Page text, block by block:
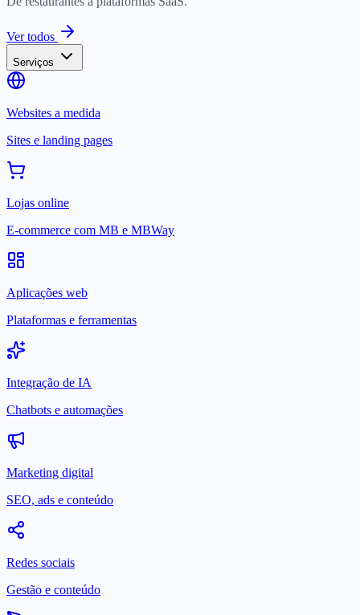
Ver todos
Serviços
Websites a medida
Sites e landing pages
Lojas online
E-commerce com MB e MBWay
Aplicações web
Plataformas e ferramentas
Integração de IA
Chatbots e automações
Marketing digital
SEO, ads e conteúdo
Redes sociais
Gestão e conteúdo